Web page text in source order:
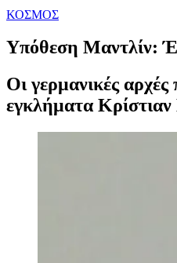
ΚΟΣΜΟΣ
Υπόθεση Μαντλίν:
Οι γερμανικές αρχές
εγκλήματα